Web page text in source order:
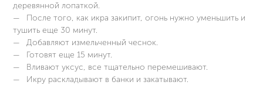
деревянной лопаткой.
После того, как икра закипит, огонь нужно уменьшить и
тушить еще 30 минут.
Добавляют измельченный чеснок.
Готовят еще 15 минут.
Вливают уксус, все тщательно перемешивают.
Икру раскладывают в банки и закатывают.